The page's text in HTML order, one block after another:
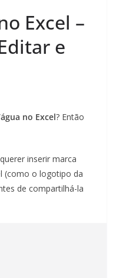
Excel –
e
no Excel? Então
inserir marca
(como o logotipo da
de compartilhá-la